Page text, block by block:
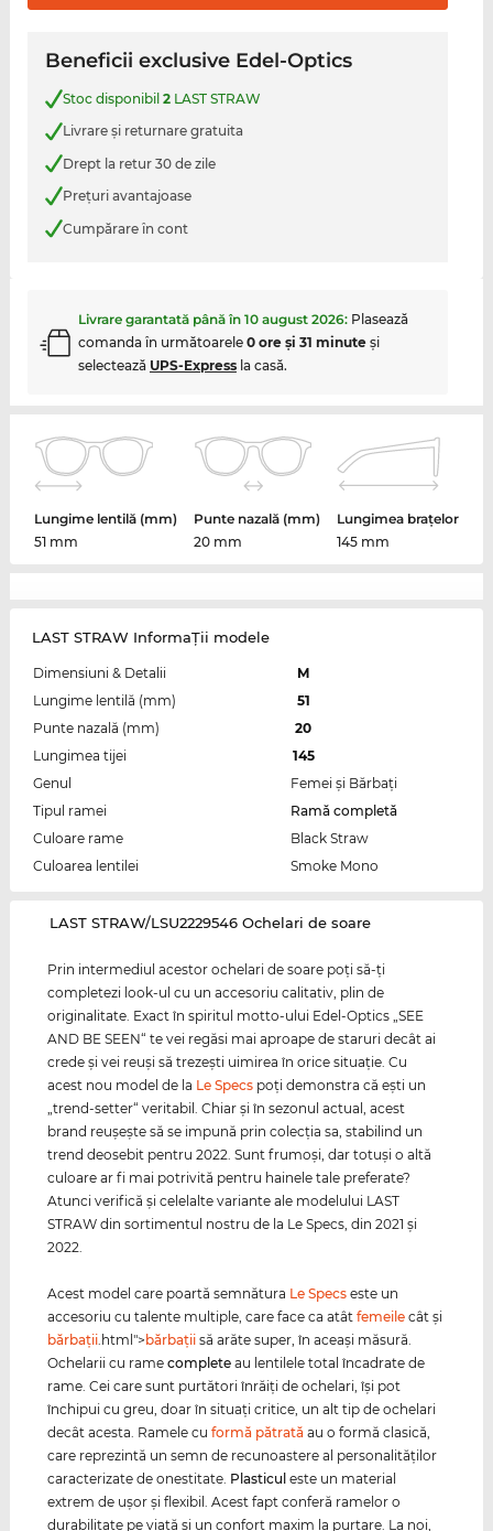
Beneficii exclusive Edel-Optics
Stoc disponibil 2LAST STRAW
Livrare şi returnare gratuita
Drept la retur 30 de zile
Preţuri avantajoase
Cumpărare în cont
Livrare garantată până în 10 august 2026: Plasează
comanda în următoarele 0 ore şi 31 minuteşi
selectează UPS-Expressla casă.
Lungime lentilă (mm)
51 mm
Punte nazală (mm)
20 mm
Lungimea brațelor
145 mm
LAST STRAW InformaŢii modele
Dimensiuni & Detalii
M
Lungime lentilă (mm)
51
Punte nazală (mm)
20
Lungimea tijei
145
Genul
Femei şi Bărbaţi
Tipul ramei
Ramă completă
Culoare rame
Black Straw
Culoarea lentilei
Smoke Mono
‌LAST STRAW/LSU2229546 Ochelari de soare
Prin intermediul acestor ochelari de soare poţi să-ţi
completezi look-ul cu un accesoriu calitativ, plin de
originalitate. Exact în spiritul motto-ului Edel-Optics „SEE
AND BE SEEN“ te vei regăsi mai aproape de staruri decât ai
crede şi vei reuşi să trezeşti uimirea în orice situaţie. Cu
acest nou model de la Le Specs poţi demonstra că eşti un
„trend-setter“ veritabil. Chiar şi în sezonul actual, acest
brand reuşeşte să se impună prin colecţia sa, stabilind un
trend deosebit pentru 2022. Sunt frumoşi, dar totuşi o altă
culoare ar fi mai potrivită pentru hainele tale preferate?
Atunci verifică şi celelalte variante ale modelului LAST
STRAW din sortimentul nostru de la Le Specs, din 2021 şi
2022.
Acest model care poartă semnătura Le Specs este un
accesoriu cu talente multiple, care face ca atâtfemeile cât şi
bărbaţii.html"> bărbaţii să arăte super, în aceaşi măsură.
Ochelarii cu ramecomplete au lentilele total încadrate de
rame. Cei care sunt purtători înrăiţi de ochelari, îşi pot
închipui cu greu, doar în situaţi critice, un alt tip de ochelari
decât acesta. Ramele cuformă pătrată au o formă clasică,
care reprezintă un semn de recunoastere al personalităţilor
caracterizate de onestitate. Plasticul este un material
extrem de uşor şi flexibil. Acest fapt conferă ramelor o
durabilitate pe viaţă şi un confort maxim la purtare. La noi,